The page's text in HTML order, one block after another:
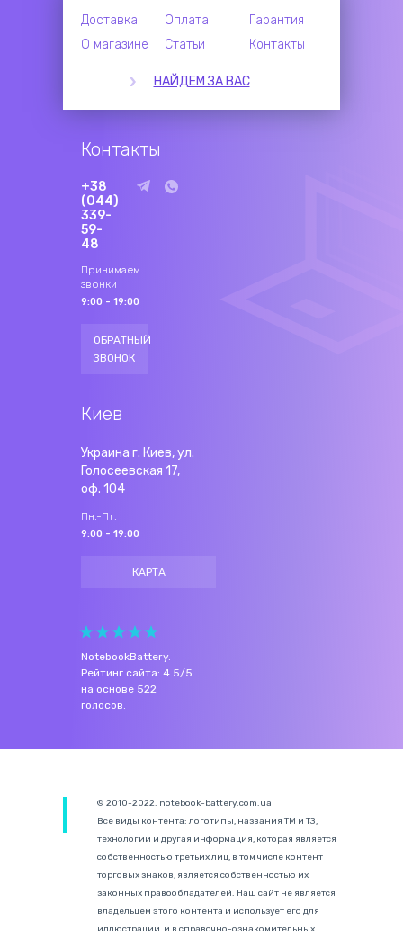
Доставка Оплата
Гарантия
О магазине
Статьи Контакты
НАЙДЕМ ЗА ВАС
Контакты
+38
(044)
339-
59-
48
Принимаем
звонки
9:00 - 19:00
ОБРАТНЫЙ
ЗВОНОК
Киев
Украина г. Киев, ул.
Голосеевская 17,
оф. 104
Пн.-Пт.
9:00 - 19:00
КАРТА
NotebookBattery.
Рейтинг сайта: 4.5/5
на основе 522
голосов.
© 2010-2022. notebook-battery.com.ua
Все виды контента: логотипы, названия ТМ и ТЗ,
технологии и другая информация, которая является
собственностью третьих лиц, в том числе контент
торговых знаков, является собственностью их
законных правообладателей. Наш сайт не является
владельцем этого контента и использует его для